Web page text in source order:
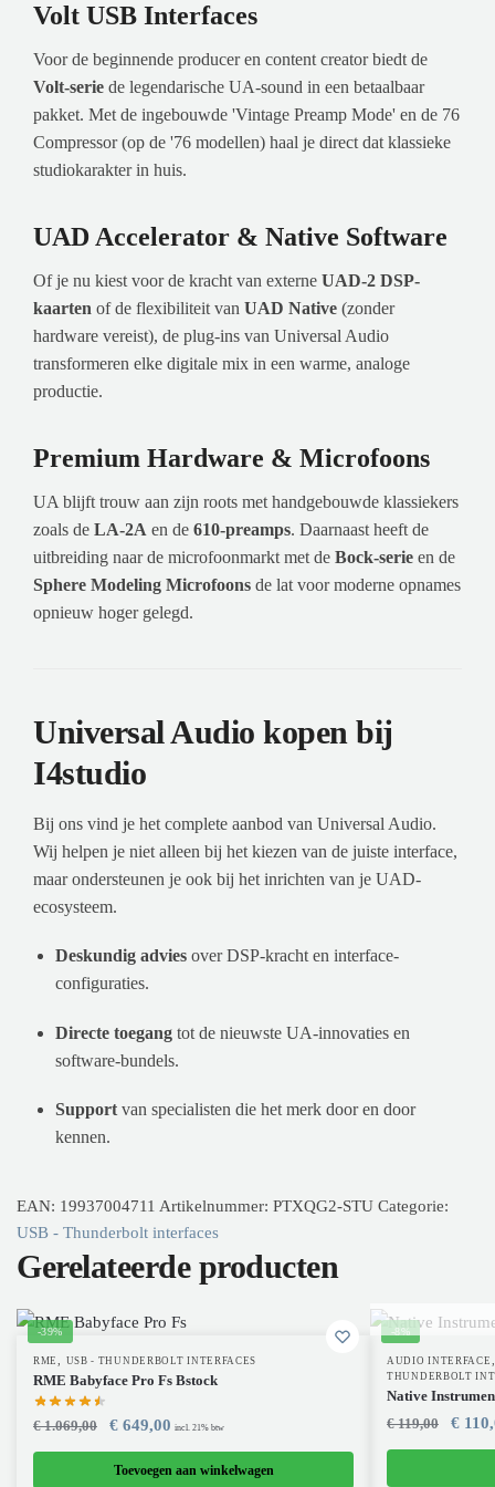
Volt USB Interfaces
Voor de beginnende producer en content creator biedt de
Volt-serie de legendarische UA-sound in een betaalbaar
pakket. Met de ingebouwde 'Vintage Preamp Mode' en de 76
Compressor (op de '76 modellen) haal je direct dat klassieke
studiokarakter in huis.
UAD Accelerator & Native Software
Of je nu kiest voor de kracht van externe UAD-2 DSP-
kaarten of de flexibiliteit van UAD Native (zonder
hardware vereist), de plug-ins van Universal Audio
transformeren elke digitale mix in een warme, analoge
productie.
Premium Hardware & Microfoons
UA blijft trouw aan zijn roots met handgebouwde klassiekers
zoals de LA-2A en de 610-preamps. Daarnaast heeft de
uitbreiding naar de microfoonmarkt met de Bock-serie en de
Sphere Modeling Microfoons de lat voor moderne opnames
opnieuw hoger gelegd.
Universal Audio kopen bij
I4studio
Bij ons vind je het complete aanbod van Universal Audio.
Wij helpen je niet alleen bij het kiezen van de juiste interface,
maar ondersteunen je ook bij het inrichten van je UAD-
ecosysteem.
Deskundig advies over DSP-kracht en interface-
configuraties.
Directe toegang tot de nieuwste UA-innovaties en
software-bundels.
Support van specialisten die het merk door en door
kennen.
EAN: 19937004711 Artikelnummer: PTXQG2-STU Categorie:
USB - Thunderbolt interfaces
Gerelateerde producten
-39%
RME USB - THUNDERBOLT INTERFACES
RME Babyface Pro Fs Bstock
€1.069,00 € 649,00 incl. 21% btw
Toevoegen aan winkelwagen
-8%
AUDIO INTERFACE
THUNDERBOLT
Native
€119,00 €